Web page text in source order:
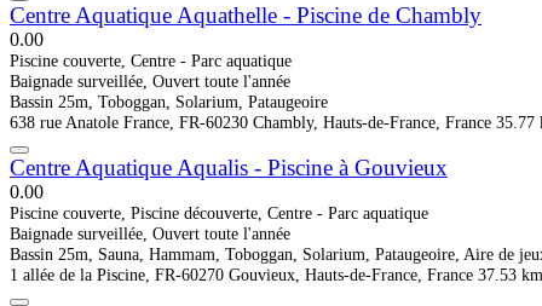
Centre Aquatique Aquathelle - Piscine de Chambly
0.00
Piscine couverte, Centre - Parc aquatique
Baignade surveillée, Ouvert toute l'année
Bassin 25m, Toboggan, Solarium, Pataugeoire
638 rue Anatole France, FR-60230 Chambly, Hauts-de-France, France 35.77
Centre Aquatique Aqualis - Piscine à Gouvieux
0.00
Piscine couverte, Piscine découverte, Centre - Parc aquatique
Baignade surveillée, Ouvert toute l'année
Bassin 25m, Sauna, Hammam, Toboggan, Solarium, Pataugeoire, Aire de
1 allée de la Piscine, FR-60270 Gouvieux, Hauts-de-France, France 37.53 km